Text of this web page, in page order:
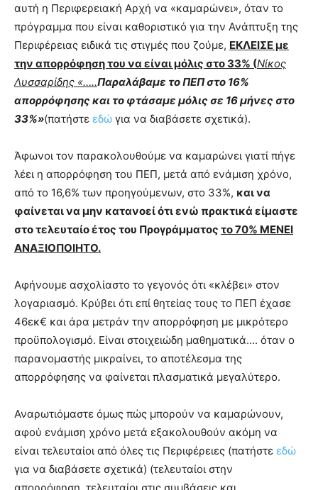
αυτή η Περιφερειακή Αρχή να «καμαρώνει», όταν το
πρόγραμμα που είναι καθοριστικό για την Ανάπτυξη της
Περιφέρειας ειδικά τις στιγμές που ζούμε, ΕΚΛΕΙΣΕ με
την απορρόφηση του να είναι μόλις στο 33% (Νίκος
Λυσσαρίδης «…..Παραλάβαμε το ΠΕΠ στο 16%
απορρόφησης και το φτάσαμε μόλις σε 16 μήνες στο
33%»(πατήστε εδώ για να διαβάσετε σχετικά).
Άφωνοι τον παρακολουθούμε να καμαρώνει γιατί πήγε
λέει η απορρόφηση του ΠΕΠ, μετά από ενάμιση χρόνο,
από το 16,6% των προηγούμενων, στο 33%, και να
φαίνεται να μην κατανοεί ότι ενώ πρακτικά είμαστε
στο τελευταίο έτος του Προγράμματος το 70% ΜΕΝΕΙ
ΑΝΑΞΙΟΠΟΙΗΤΟ.
Αφήνουμε ασχολίαστο το γεγονός ότι «κλέβει» στον
λογαριασμό. Κρύβει ότι επί θητείας τους το ΠΕΠ έχασε
46εκ€ και άρα μετράν την απορρόφηση με μικρότερο
προϋπολογισμό. Είναι στοιχειώδη μαθηματικά…. όταν ο
παρανομαστής μικραίνει, το αποτέλεσμα της
απορρόφησης να φαίνεται πλασματικά μεγαλύτερο.
Αναρωτιόμαστε όμως πώς μπορούν να καμαρώνουν,
αφού ενάμιση χρόνο μετά εξακολουθούν ακόμη να
είναι τελευταίοι από όλες τις Περιφέρειες (πατήστε εδώ
για να διαβάσετε σχετικά) (τελευταίοι στην